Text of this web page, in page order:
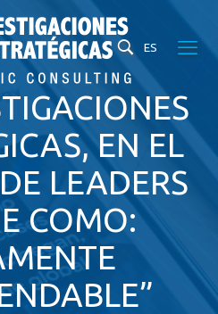
ES
EN EL
LEADERS
COMO: